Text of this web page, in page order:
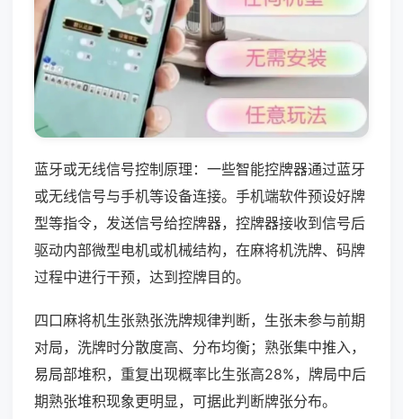
蓝牙或无线信号控制原理：一些智能控牌器通过蓝牙
或无线信号与手机等设备连接。手机端软件预设好牌
型等指令，发送信号给控牌器，控牌器接收到信号后
驱动内部微型电机或机械结构，在麻将机洗牌、码牌
过程中进行干预，达到控牌目的。
四口麻将机生张熟张洗牌规律判断，生张未参与前期
对局，洗牌时分散度高、分布均衡；熟张集中推入，
易局部堆积，重复出现概率比生张高28%，牌局中后
期熟张堆积现象更明显，可据此判断牌张分布。